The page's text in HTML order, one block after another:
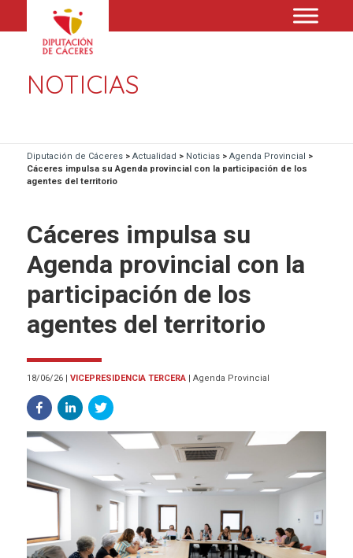
NOTICIAS
Diputación de Cáceres> Actualidad > Noticias> Agenda Provincial >
Cáceres impulsa su Agenda provincial con la participación de los
agentes del territorio
Cáceres impulsa su
Agenda provincial con la
participación de los
agentes del territorio
18/06/26 | VICEPRESIDENCIA TERCERA | Agenda Provincial